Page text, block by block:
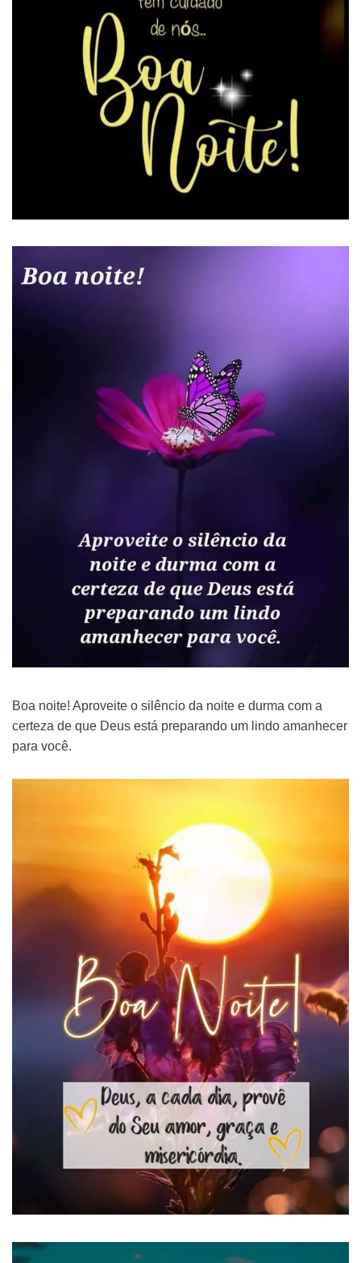
Boa noite! Aproveite o silêncio da noite e durma com a
certeza de que Deus está preparando um lindo amanhecer
para você.